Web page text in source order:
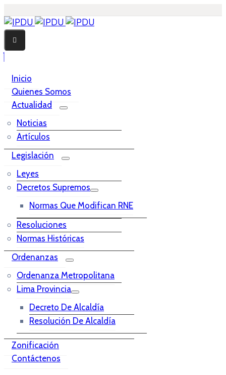
Inicio
Quienes Somos
Actualidad
Noticias
Artículos
Legislación
Leyes
Decretos Supremos
Normas Que Modifican RNE
Resoluciones
Normas Históricas
Ordenanzas
Ordenanza Metropolitana
Lima Provincia
Decreto De Alcaldía
Resolución De Alcaldía
Zonificación
Contáctenos